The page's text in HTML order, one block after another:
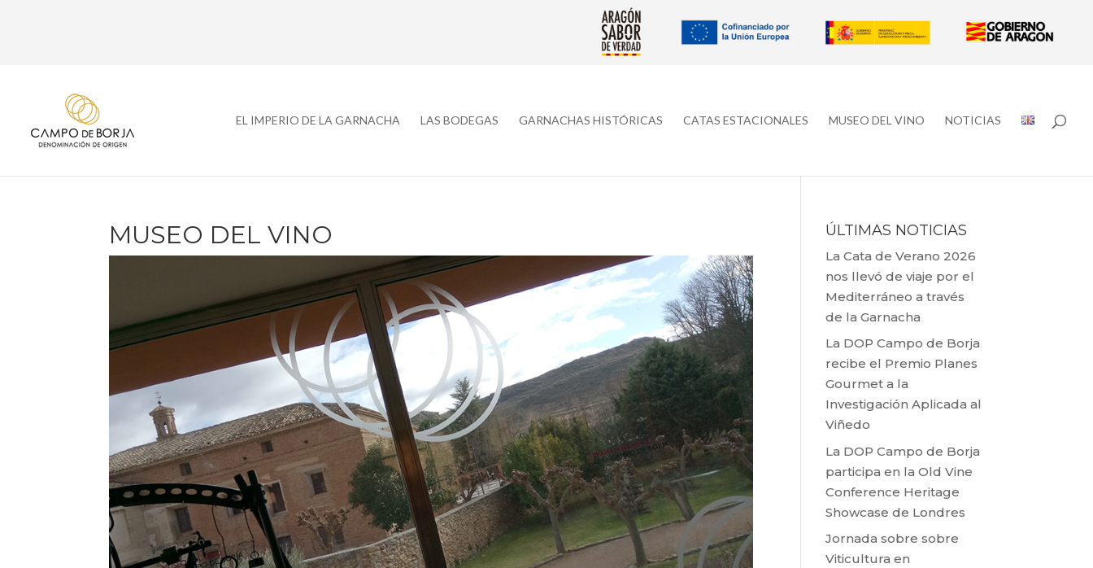
EL IMPERIO DE LA GARNACHA LAS BODEGAS GARNACHAS HISTÓRICAS CATAS ESTACIONALES MUSEO DEL VINO NOTICIAS
MUSEO DEL VINO ÚLTIMAS NOTICIAS
La Cata de Verano 2026
nos llevó de viaje por el
Mediterráneo a través
de la Garnacha
La DOP Campo de Borja
recibe el Premio Planes
Gourmet a la
Investigación Aplicada al
Viñedo
La DOP Campo de Borja
participa en la Old Vine
Conference Heritage
Showcase de Londres
Jornada sobre sobre
Viticultura en